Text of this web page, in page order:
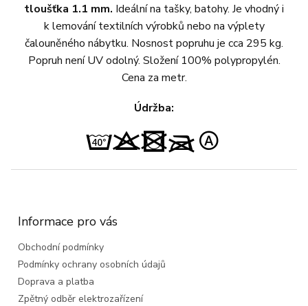
tloušťka 1.1 mm. Ideální na tašky, batohy. Je vhodný i
k lemování textilních výrobků nebo na výplety
čalouněného nábytku. Nosnost popruhu je cca 295 kg.
Popruh není UV odolný. Složení 100% polypropylén.
Cena za metr.
Údržba:
Informace pro vás
Obchodní podmínky
Podmínky ochrany osobních údajů
Doprava a platba
Zpětný odběr elektrozařízení